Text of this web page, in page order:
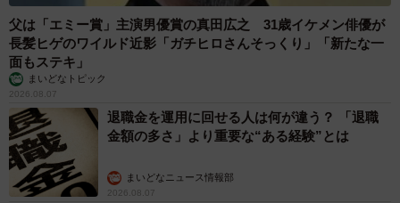
父は「エミー賞」主演男優賞の真田広之 31歳イケメン俳優が
長髪ヒゲのワイルド近影「ガチヒロさんそっくり」「新たな一
面もステキ」
まいどなトピック
2026.08.07
退職金を運用に回せる人は何が違う？ 「退職
金額の多さ」より重要な“ある経験”とは
まいどなニュース情報部
2026.08.07